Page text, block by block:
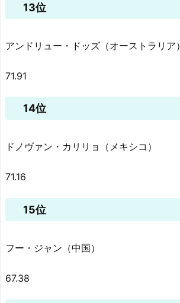
13位
アンドリュー・ドッズ（オーストラリア）
71.91
14位
ドノヴァン・カリリョ（メキシコ）
71.16
15位
フー・ジャン（中国）
67.38